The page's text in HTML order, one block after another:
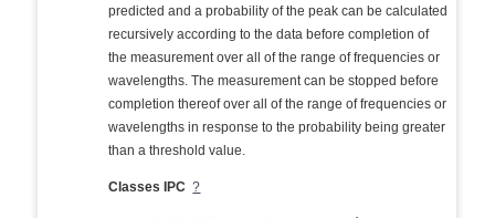
predicted and a probability of the peak can be calculated
recursively according to the data before completion of
the measurement over all of the range of frequencies or
wavelengths. The measurement can be stopped before
completion thereof over all of the range of frequencies or
wavelengths in response to the probability being greater
than a threshold value.
Classes IPC ?